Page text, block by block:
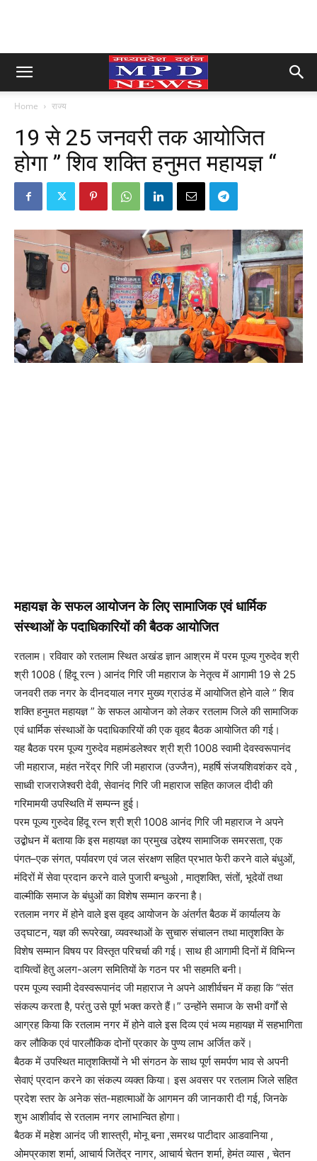
Home राज्य
19 से 25 जनवरी तक आयोजित
होगा ” शिव शक्ति हनुमत महायज्ञ “
महायज्ञ के सफल आयोजन के लिए सामाजिक एवं धार्मिक
संस्थाओं के पदाधिकारियों की बैठक आयोजित
रतलाम। रविवार को रतलाम स्थित अखंड ज्ञान आश्रम में परम पूज्य गुरुदेव श्री
श्री 1008 ( हिंदू रत्न ) आनंद गिरि जी महाराज के नेतृत्व में आगामी 19 से 25
जनवरी तक नगर के दीनदयाल नगर मुख्य ग्राउंड में आयोजित होने वाले ” शिव
शक्ति हनुमत महायज्ञ ” के सफल आयोजन को लेकर रतलाम जिले की सामाजिक
एवं धार्मिक संस्थाओं के पदाधिकारियों की एक वृहद बैठक आयोजित की गई।
यह बैठक परम पूज्य गुरुदेव महामंडलेश्वर श्री श्री 1008 स्वामी देवस्वरूपानंद
जी महाराज, महंत नरेंद्र गिरि जी महाराज (उज्जैन), महर्षि संजयशिवशंकर दवे ,
साध्वी राजराजेश्वरी देवी, सेवानंद गिरि जी महाराज सहित काजल दीदी की
गरिमामयी उपस्थिति में सम्पन्न हुई।
परम पूज्य गुरुदेव हिंदू रत्न श्री श्री 1008 आनंद गिरि जी महाराज ने अपने
उद्बोधन में बताया कि इस महायज्ञ का प्रमुख उद्देश्य सामाजिक समरसता, एक
पंगत–एक संगत, पर्यावरण एवं जल संरक्षण सहित प्रभात फेरी करने वाले बंधुओं,
मंदिरों में सेवा प्रदान करने वाले पुजारी बन्धुओ , मातृशक्ति, संतों, भूदेवों तथा
वाल्मीकि समाज के बंधुओं का विशेष सम्मान करना है।
रतलाम नगर में होने वाले इस वृहद आयोजन के अंतर्गत बैठक में कार्यालय के
उद्घाटन, यज्ञ की रूपरेखा, व्यवस्थाओं के सुचारु संचालन तथा मातृशक्ति के
विशेष सम्मान विषय पर विस्तृत परिचर्चा की गई। साथ ही आगामी दिनों में विभिन्न
दायित्वों हेतु अलग-अलग समितियों के गठन पर भी सहमति बनी।
परम पूज्य स्वामी देवस्वरूपानंद जी महाराज ने अपने आशीर्वचन में कहा कि “संत
संकल्प करता है, परंतु उसे पूर्ण भक्त करते हैं।” उन्होंने समाज के सभी वर्गों से
आग्रह किया कि रतलाम नगर में होने वाले इस दिव्य एवं भव्य महायज्ञ में सहभागिता
कर लौकिक एवं पारलौकिक दोनों प्रकार के पुण्य लाभ अर्जित करें।
बैठक में उपस्थित मातृशक्तियों ने भी संगठन के साथ पूर्ण समर्पण भाव से अपनी
सेवाएं प्रदान करने का संकल्प व्यक्त किया। इस अवसर पर रतलाम जिले सहित
प्रदेश स्तर के अनेक संत-महात्माओं के आगमन की जानकारी दी गई, जिनके
शुभ आशीर्वाद से रतलाम नगर लाभान्वित होगा।
बैठक में महेश आनंद जी शास्त्री, मोनू बना ,समरथ पाटीदार आडवानिया ,
ओमप्रकाश शर्मा, आचार्य जितेंद्र नागर, आचार्य चेतन शर्मा, हेमंत व्यास , चेतन